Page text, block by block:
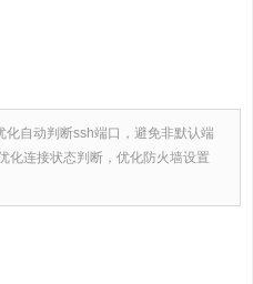
自动判断ssh端口，避免非默认端
化连接状态判断，优化防火墙设置